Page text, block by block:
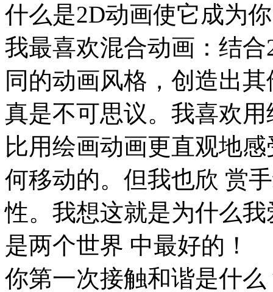
什么是2D动画使它成为
我最喜欢混合动画：结
同的动画风格，创造出
真是不可思议。我喜欢
比用绘画动画更直观地
何移动的。但我也欣 赏
性。我想这就是为什么
是两个世界 中最好的！
你第一次接触和谐是什么